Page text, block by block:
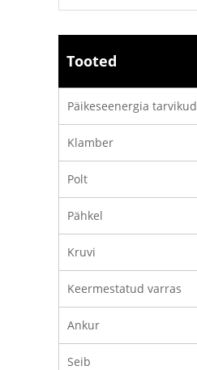
Tooted
Päikeseenergia tarvikud
Klamber
Polt
Pähkel
Kruvi
Keermestatud varras
Ankur
Seib